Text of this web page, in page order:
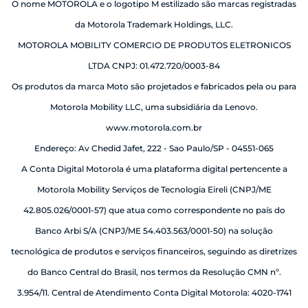
O nome MOTOROLA e o logotipo M estilizado são marcas registradas
da Motorola Trademark Holdings, LLC.
MOTOROLA MOBILITY COMERCIO DE PRODUTOS ELETRONICOS
LTDA CNPJ: 01.472.720/0003-84
Os produtos da marca Moto são projetados e fabricados pela ou para
Motorola Mobility LLC, uma subsidiária da Lenovo.
www.motorola.com.br
Endereço: Av Chedid Jafet, 222 - Sao Paulo/SP - 04551-065
A Conta Digital Motorola é uma plataforma digital pertencente a
Motorola Mobility Serviços de Tecnologia Eireli (CNPJ/ME
42.805.026/0001-57) que atua como correspondente no país do
Banco Arbi S/A (CNPJ/ME 54.403.563/0001-50) na solução
tecnológica de produtos e serviços financeiros, seguindo as diretrizes
do Banco Central do Brasil, nos termos da Resolução CMN nº.
3.954/11. Central de Atendimento Conta Digital Motorola: 4020-1741